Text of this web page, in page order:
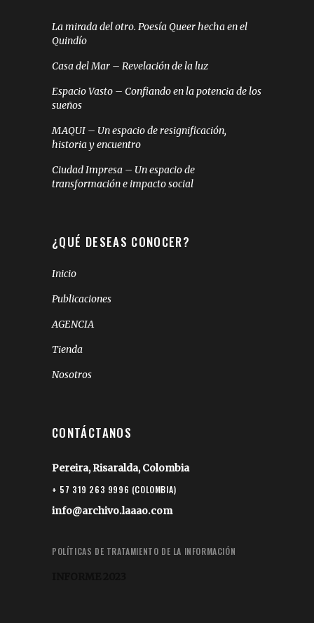
La mirada del otro. Poesía Queer hecha en el
Quindío
Casa del Mar – Revelación de la luz
Espacio Vasto – Confiando en la potencia de los
sueños
MAQUI – Un espacio de resignificación,
historia y encuentro
Ciudad Impresa – Un espacio de
transformación e impacto social
¿QUÉ DESEAS CONOCER?
Inicio
Publicaciones
AGENCIA
Tienda
Nosotros
CONTÁCTANOS
Pereira, Risaralda, Colombia
+ 57 319 263 9996 (COLOMBIA)
info@archivo.laaao.com
POLÍTICAS DE TRATAMIENTO DE LA INFORMACIÓN